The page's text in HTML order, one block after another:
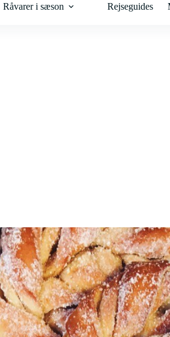
Råvarer i sæson Rejseguides